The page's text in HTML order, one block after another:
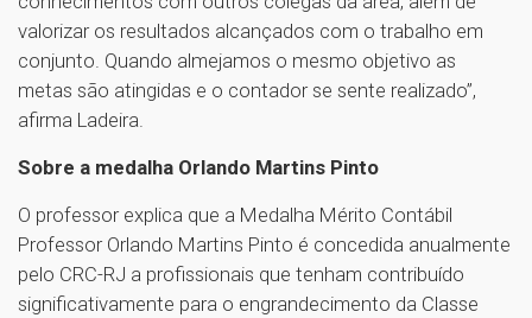
valorizar os resultados alcançados com o trabalho em
conjunto. Quando almejamos o mesmo objetivo as
metas são atingidas e o contador se sente realizado”,
afirma Ladeira.
Sobre a medalha Orlando Martins Pinto
O professor explica que a Medalha Mérito Contábil
Professor Orlando Martins Pinto é concedida anualmente
pelo CRC-RJ a profissionais que tenham contribuído
significativamente para o engrandecimento da Classe